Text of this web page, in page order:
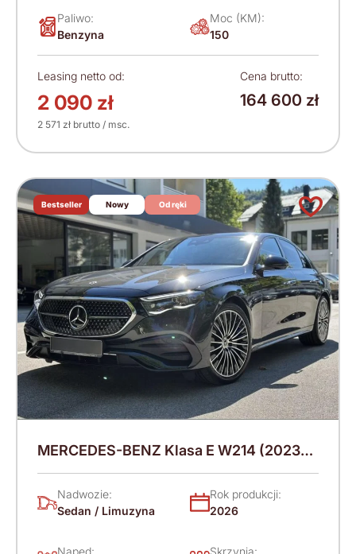
Paliwo:
Benzyna
Moc (KM):
150
Leasing netto od:
2 090 zł
2 571 zł brutto / msc.
Cena brutto:
164 600 zł
Bestseller Nowy Od ręki
MERCEDES-BENZ Klasa E W214 (2023-)
220 KM (2026)
Nadwozie:
Sedan / Limuzyna
Rok produkcji:
2026
Napęd:
Skrzynia: